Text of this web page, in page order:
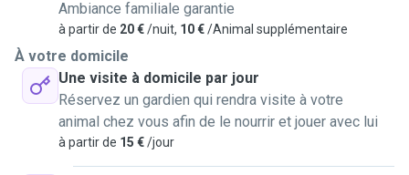
Ambiance familiale garantie
à partir de 20 €/nuit, 10 €/Animal supplémentaire
À votre domicile
Une visite à domicile par jour
Réservez un gardien qui rendra visite à votre
animal chez vous afin de le nourrir et jouer avec lui
à partir de 15 €/jour